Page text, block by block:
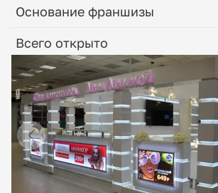
Основание франшизы
Всего открыто